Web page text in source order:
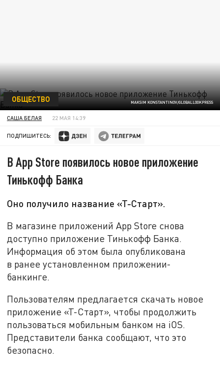
MAKSIM KONSTANTINOV/GLOBALLOOKPRESS
ОБЩЕСТВО
САША БЕЛАЯ 22 МАЯ 14:39
ПОДПИШИТЕСЬ:
В App Store появилось новое приложение
Тинькофф Банка
Оно получило название «Т-Старт».
В магазине приложений App Store снова
доступно приложение Тинькофф Банка.
Информация об этом была опубликована
в ранее установленном приложении-
банкинге.
Пользователям предлагается скачать новое
приложение «Т-Старт», чтобы продолжить
пользоваться мобильным банком на iOS.
Представители банка сообщают, что это
безопасно.